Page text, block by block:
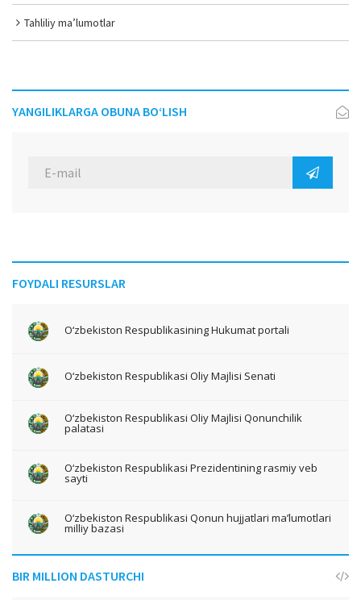
Tahliliy ma’lumotlar
YANGILIKLARGA OBUNA BO‘LISH
FOYDALI RESURSLAR
O‘zbekiston Respublikasining Hukumat portali
O‘zbekiston Respublikasi Oliy Majlisi Senati
O‘zbekiston Respublikasi Oliy Majlisi Qonunchilik
palatasi
O‘zbekiston Respublikasi Prezidentining rasmiy veb
sayti
O‘zbekiston Respublikasi Qonun hujjatlari ma’lumotlari
milliy bazasi
BIR MILLION DASTURCHI